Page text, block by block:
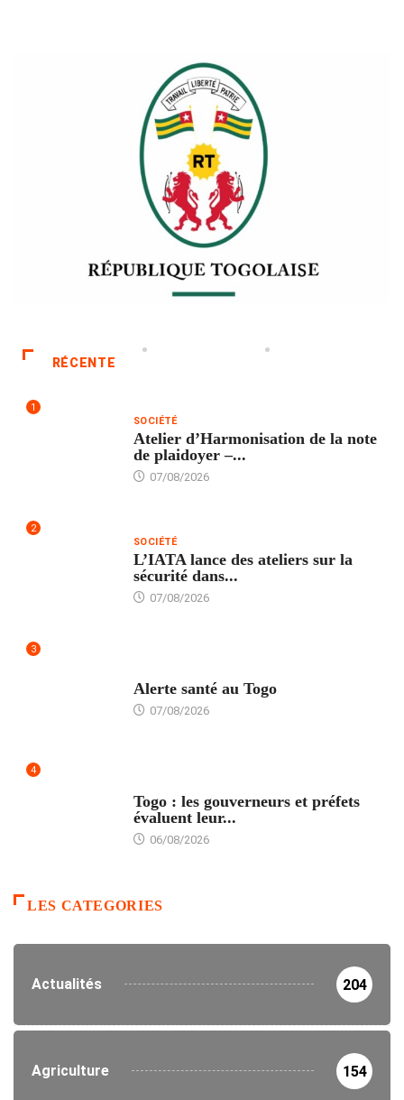
RÉCENTE
1
SOCIÉTÉ
Atelier d’Harmonisation de la note
de plaidoyer –...
07/08/2026
2
SOCIÉTÉ
L’IATA lance des ateliers sur la
sécurité dans...
07/08/2026
3
Alerte santé au Togo
07/08/2026
4
Togo : les gouverneurs et préfets
évaluent leur...
06/08/2026
LES CATEGORIES
Actualités 204
Agriculture 154